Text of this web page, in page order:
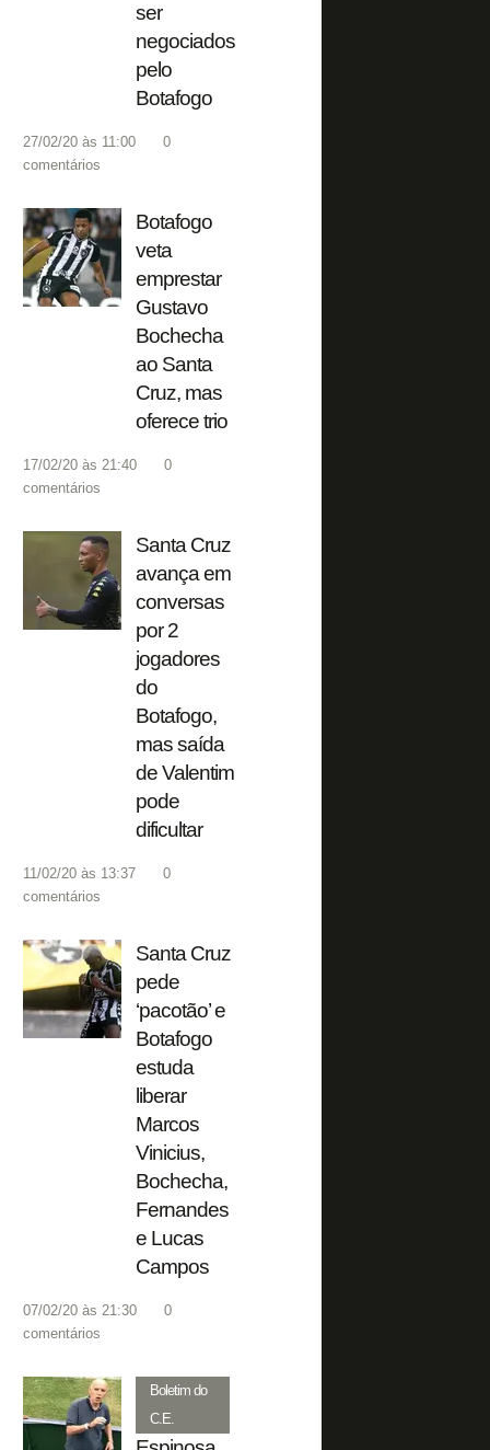
ser
negociados
pelo
Botafogo
27/02/20 às 11:00
0
comentários
Botafogo
veta
emprestar
Gustavo
Bochecha
ao Santa
Cruz, mas
oferece trio
17/02/20 às 21:40
0
comentários
Santa Cruz
avança em
conversas
por 2
jogadores
do
Botafogo,
mas saída
de Valentim
pode
dificultar
11/02/20 às 13:37
0
comentários
Santa Cruz
pede
‘pacotão’ e
Botafogo
estuda
liberar
Marcos
Vinicius,
Bochecha,
Fernandes
e Lucas
Campos
07/02/20 às 21:30
0
comentários
Boletim do
C.E.